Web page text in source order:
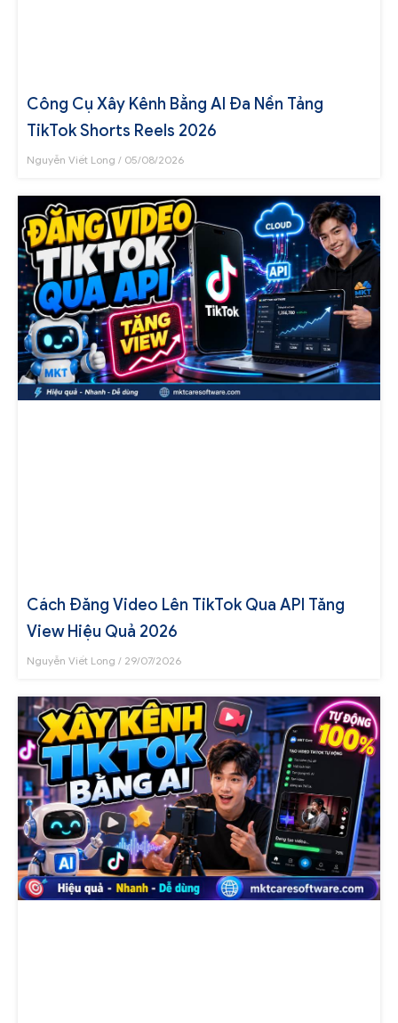
Công Cụ Xây Kênh Bằng AI Đa Nền Tảng
TikTok Shorts Reels 2026
Nguyễn Viết Long 05/08/2026
Cách Đăng Video Lên TikTok Qua API Tăng
View Hiệu Quả 2026
Nguyễn Viết Long 29/07/2026